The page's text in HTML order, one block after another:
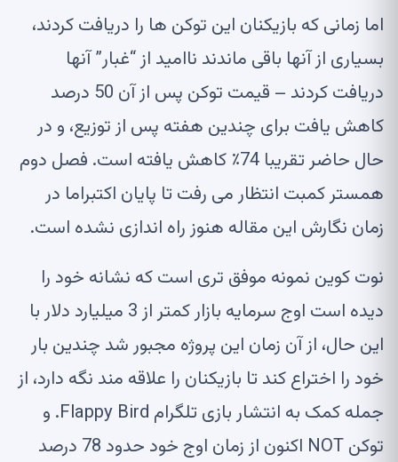
اما زمانی که بازیکنان این توکن ها را دریافت کردند،
بسیاری از آنها باقی ماندند ناامید از “غبار”آنها
دریافت کردند – قیمت توکن پس از آن
50 درصد
کاهش یافت برای چندین هفته پس از توزیع، و در
حال حاضر تقریبا 74٪ کاهش یافته است. فصل دوم
همستر کمبت انتظار می رفت تا پایان اکتبراما در
زمان نگارش این مقاله هنوز راه اندازی نشده است.
نوت کوین نمونه موفق تری است که نشانه خود را
دیده است اوج سرمایه بازار
کمتر از 3 میلیارد دلار با
این حال، از آن زمان این پروژه مجبور شد چندین بار
خود را اختراع کند تا بازیکنان را علاقه مند نگه دارد، از
جمله کمک به انتشاربازی تلگرام Flappy Bird
. و
توکن NOT اکنون از زمان اوج خود حدود 78 درصد